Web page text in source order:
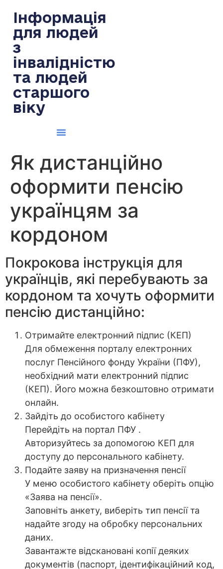
Інформація
для людей
з
інвалідністю
та людей
старшого
віку
Як дистанційно
оформити пенсію
українцям за
кордоном
Покрокова інструкція для
українців, які перебувають за
кордоном та хочуть оформити
пенсію дистанційно:
Отримайте електронний підпис (КЕП)
Для обмеження порталу електронних
послуг Пенсійного фонду України (ПФУ),
необхідний мати електронний підпис
(КЕП). Його можна безкоштовно отримати
онлайн.
Зайдіть до особистого кабінету
Перейдіть на портал ПФУ .
Авторизуйтесь за допомогою КЕП для
доступу до персонального кабінету.
Подайте заяву на призначення пенсії
У меню особистого кабінету оберіть опцію
«Заява на пенсії».
Заповніть анкету, виберіть тип пенсії та
надайте згоду на обробку персональних
даних.
Завантажте відскановані копії деяких
документів (паспорт, ідентифікаційний код,